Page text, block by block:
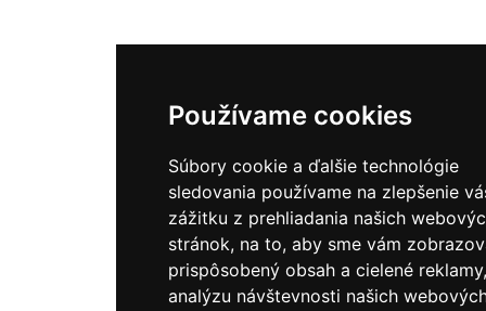
Používame cookies
Súbory cookie a ďalšie technológie
sledovania používame na zlepšenie
zážitku z prehliadania našich
stránok, na to, aby sme vám
prispôsobený obsah a cielené
analýzu návštevnosti našich